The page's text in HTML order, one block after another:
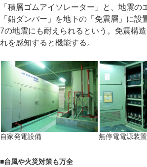
「積層ゴムアイソレーター」と、地震の
「鉛ダンパー」を地下の「免震層」に設
7の地震にも耐えられるという。免震構
れを感知すると機能する。
自家発電設備 無停電電源装置
■台風や火災対策も万全